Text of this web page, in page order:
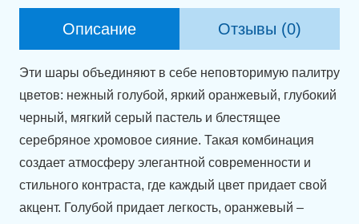
Описание Отзывы (0)
Эти шары объединяют в себе неповторимую палитру
цветов: нежный голубой, яркий оранжевый, глубокий
черный, мягкий серый пастель и блестящее
серебряное хромовое сияние. Такая комбинация
создает атмосферу элегантной современности и
стильного контраста, где каждый цвет придает свой
акцент. Голубой придает легкость, оранжевый –